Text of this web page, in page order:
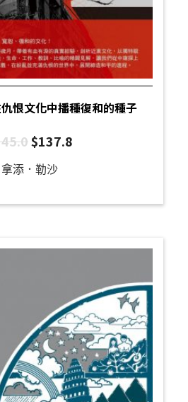
恨文化中播種復和的種子
$137.8
拿添．勒沙